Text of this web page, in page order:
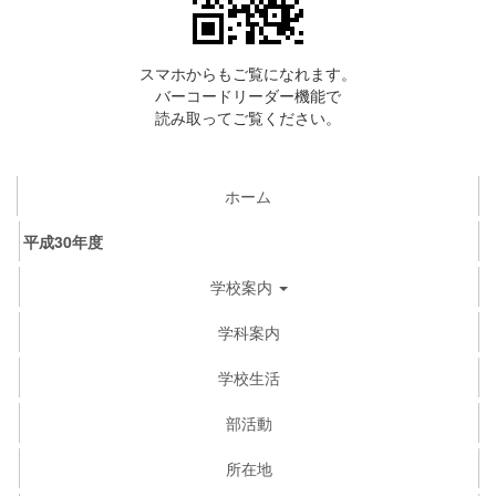
スマホからもご覧になれます。
バーコードリーダー機能で
読み取ってご覧ください。
ホーム
平成30年度
学校案内
学科案内
学校生活
部活動
所在地